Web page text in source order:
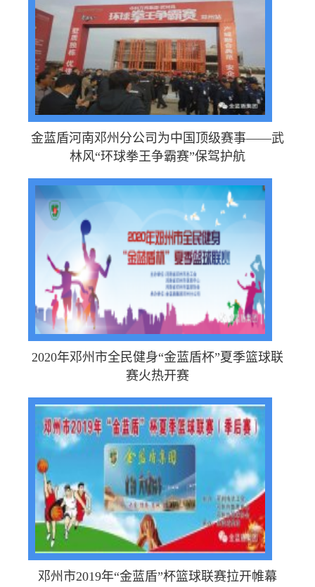
金蓝盾河南邓州分公司为中国顶级赛事——武
林风“环球拳王争霸赛”保驾护航
2020年邓州市全民健身“金蓝盾杯”夏季篮球联
赛火热开赛
邓州市2019年“金蓝盾”杯篮球联赛拉开帷幕